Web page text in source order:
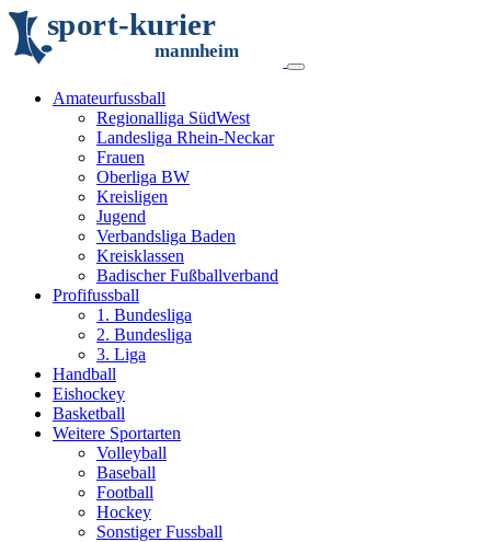
sport-kurier
mannheim
Amateurfussball
Regionalliga SüdWest
Landesliga Rhein-Neckar
Frauen
Oberliga BW
Kreisligen
Jugend
Verbandsliga Baden
Kreisklassen
Badischer Fußballverband
Profifussball
1. Bundesliga
2. Bundesliga
3. Liga
Handball
Eishockey
Basketball
Weitere Sportarten
Volleyball
Baseball
Football
Hockey
Sonstiger Fussball